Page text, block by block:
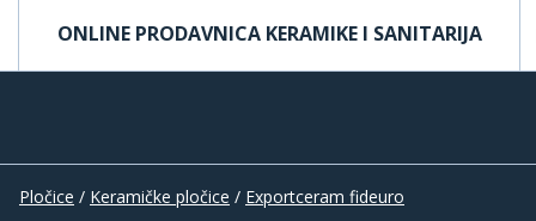
ONLINE PRODAVNICA KERAMIKE I SANITARIJA
Pločice / Keramičke pločice / Exportceram fideuro